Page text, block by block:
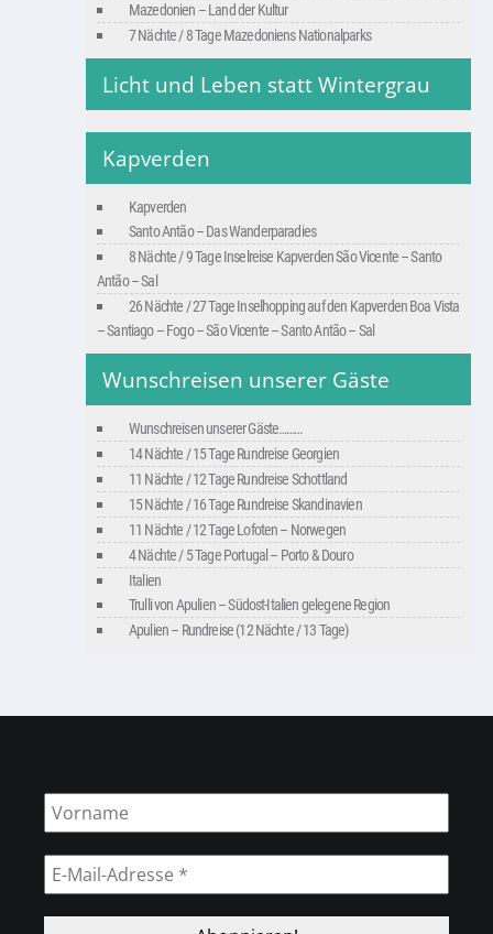
Mazedonien – Land der Kultur
7 Nächte / 8 Tage Mazedoniens Nationalparks
Licht und Leben statt Wintergrau
Kapverden
Kapverden
Santo Antão – Das Wanderparadies
8 Nächte / 9 Tage Inselreise Kapverden São Vicente – Santo
Antão – Sal
26 Nächte / 27 Tage Inselhopping auf den Kapverden Boa Vista
– Santiago – Fogo – São Vicente – Santo Antão – Sal
Wunschreisen unserer Gäste
Wunschreisen unserer Gäste………
14 Nächte / 15 Tage Rundreise Georgien
11 Nächte / 12 Tage Rundreise Schottland
15 Nächte / 16 Tage Rundreise Skandinavien
11 Nächte / 12 Tage Lofoten – Norwegen
4 Nächte / 5 Tage Portugal – Porto & Douro
Italien
Trulli von Apulien – Südost-Italien gelegene Region
Apulien – Rundreise (12 Nächte / 13 Tage)